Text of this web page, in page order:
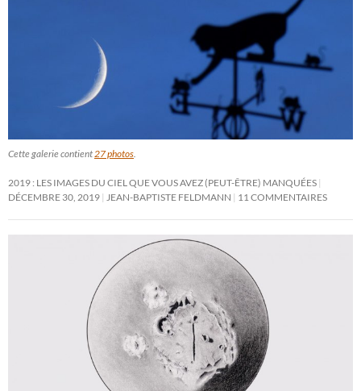
Cette galerie contient 27 photos
2019 : LES IMAGES DU CIEL QUE VOUS AVEZ (PEUT-ÊTRE) MANQUÉES
DÉCEMBRE 30, 2019
JEAN-BAPTISTE FELDMANN 11 COMMENTAIRES